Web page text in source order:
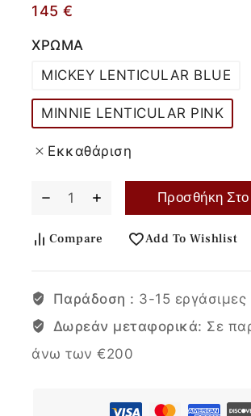
145 €
ΧΡΩΜΑ
MICKEY LENTICULAR BLUE
MINNIE LENTICULAR PINK
Εκκαθάριση
Προσθήκη Στο
Compare Add To Wishlist
Παράδοση : 3-15 εργάσιμες
Δωρεάν μεταφορικά: Σε
άνω των €200